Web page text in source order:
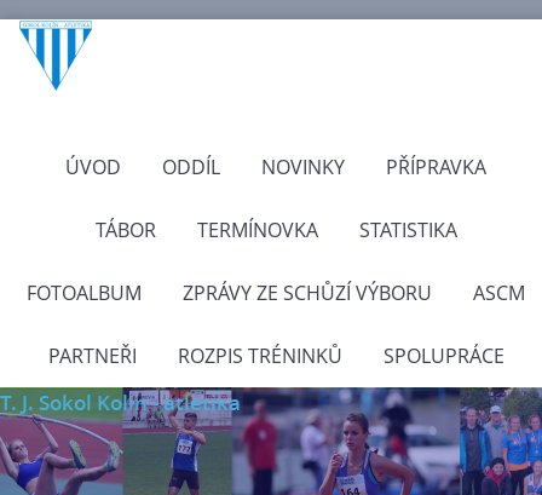
ÚVOD ODDÍL NOVINKY PŘÍPRAVKA
TÁBOR TERMÍNOVKA STATISTIKA
FOTOALBUM ZPRÁVY ZE SCHŮZÍ VÝBORU ASCM
PARTNEŘI ROZPIS TRÉNINKŮ SPOLUPRÁCE
T. J. Sokol Kolín - atletika